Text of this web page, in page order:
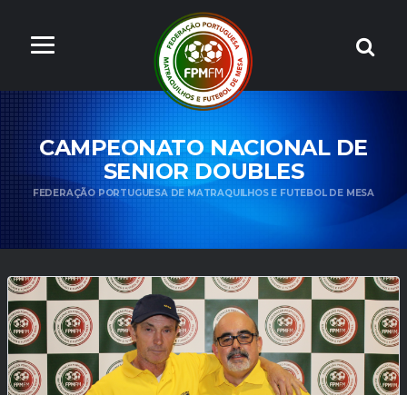
CAMPEONATO NACIONAL DE
SENIOR DOUBLES
FEDERAÇÃO PORTUGUESA DE MATRAQUILHOS E FUTEBOL DE MESA